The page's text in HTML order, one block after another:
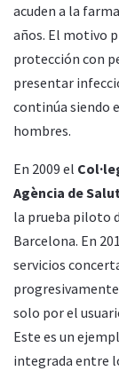
acuden a la
años. El motivo
protección con
presentar
continúa siendo
hombres.
En 2009 el
Agència de
la prueba piloto
Barcelona. En
servicios
solo por el
Este es un
integrada entre